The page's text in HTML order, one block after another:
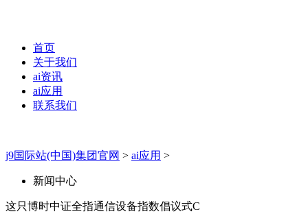
首页
关于我们
ai资讯
ai应用
联系我们
j9国际站(中国)集团官网 > ai应用 >
新闻中心
这只博时中证全指通信设备指数倡议式C